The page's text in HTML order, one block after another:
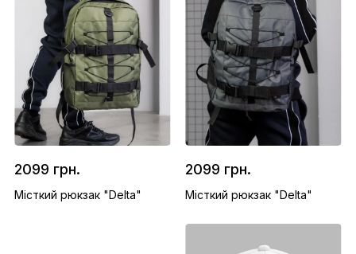
2099 грн.
Місткий рюкзак "Delta"
2099 грн.
Місткий рюкзак "Delta"